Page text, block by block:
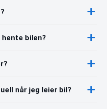
hente bilen?
når jeg leier bil?